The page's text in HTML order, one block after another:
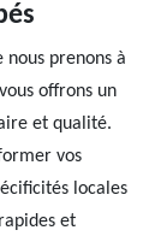
nous prenons à
offrons un
et qualité.
vos
locales
et